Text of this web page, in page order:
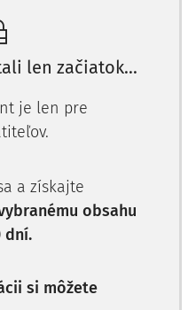
len začiatok...
je len pre
a získajte
obsahu
dní.
si môžete